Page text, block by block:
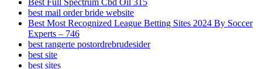
best mail order bride website
Best Most Recognized League Betting Sites 2024 By Soccer
Experts – 746
best rangerte postordrebrudesider
best site
best sites